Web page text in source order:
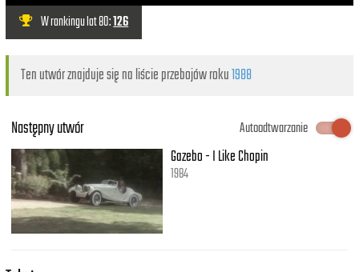
W rankingu lat 80:126
Ten utwór znajduje się na liście przebojów roku1988
Następny utwór
Autoodtwarzanie
Gazebo - I Like Chopin
1984